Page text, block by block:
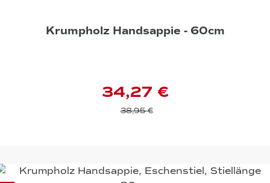
Krumpholz Handsappie - 60cm
34,27 €
38,95 €